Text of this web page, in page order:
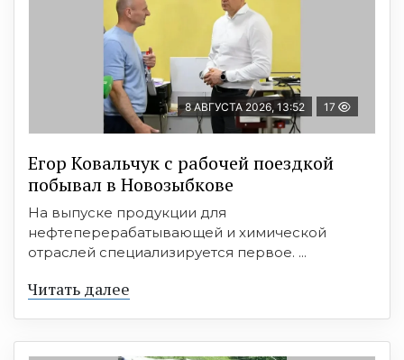
8 АВГУСТА 2026, 13:52 17
Егор Ковальчук с рабочей поездкой
побывал в Новозыбкове
На выпуске продукции для
нефтеперерабатывающей и химической
отраслей специализируется первое. ...
Читать далее